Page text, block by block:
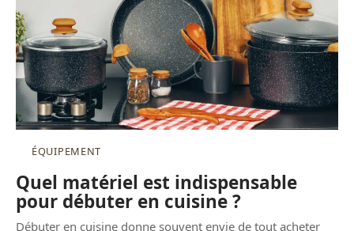
ÉQUIPEMENT
Quel matériel est indispensable
pour débuter en cuisine ?
Débuter en cuisine donne souvent envie de tout acheter